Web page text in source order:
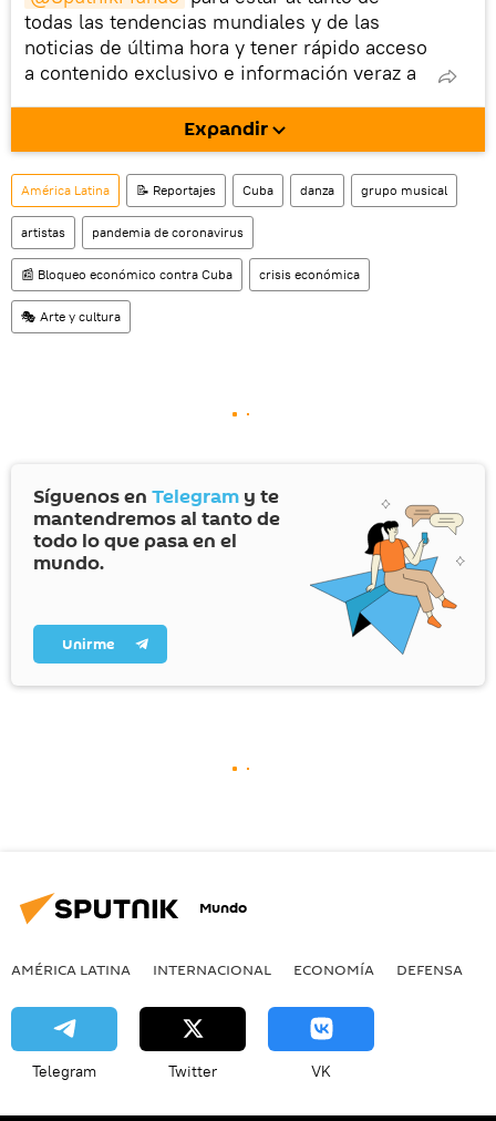
todas las tendencias mundiales y de las
noticias de última hora y tener rápido acceso
a contenido exclusivo e información veraz a
Expandir
América Latina 📝 Reportajes Cuba danza grupo musical
artistas pandemia de coronavirus
📰 Bloqueo económico contra Cuba crisis económica
🎭 Arte y cultura
Síguenos en Telegram y te
mantendremos al tanto de
todo lo que pasa en el
mundo.
Unirme
Mundo
AMÉRICA LATINA INTERNACIONAL ECONOMÍA DEFENSA
Telegram Twitter VK